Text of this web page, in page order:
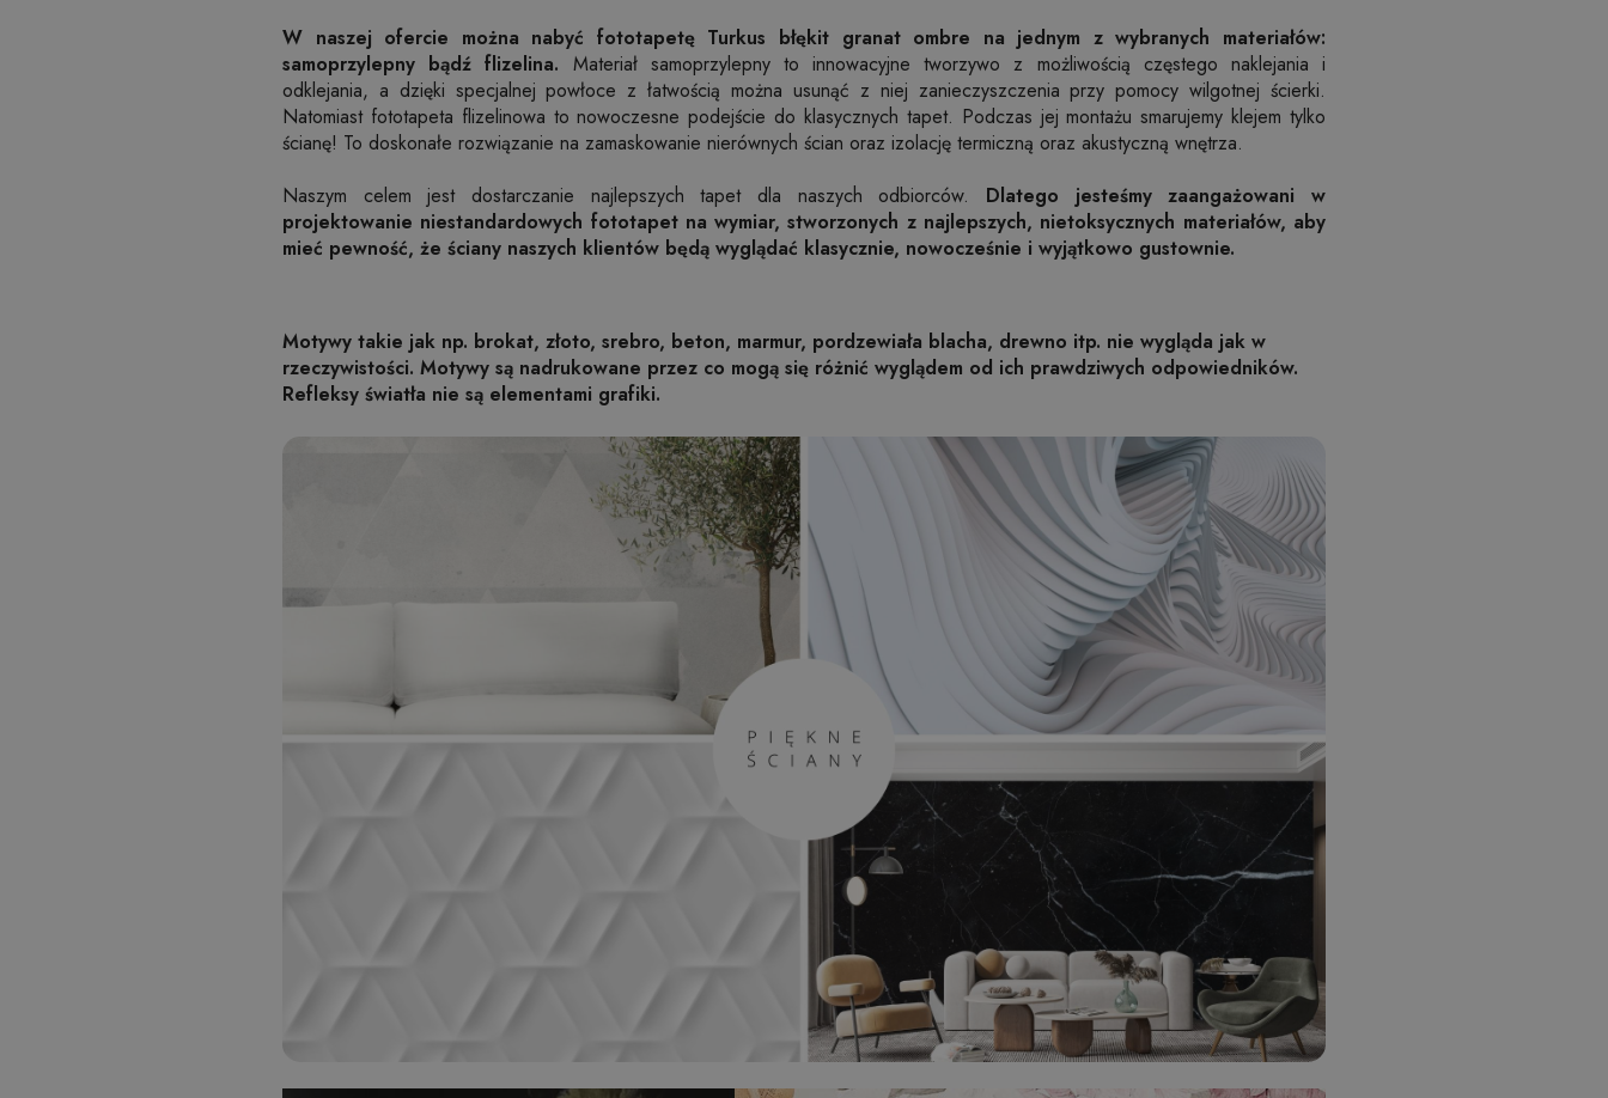
W naszej ofercie można nabyć fototapetę Turkus błękit granat ombre na jednym z wybranych materiałów:
samoprzylepny bądź flizelina. Materiał samoprzylepny to innowacyjne tworzywo z możliwością częstego naklejania i
odklejania, a dzięki specjalnej powłoce z łatwością można usunąć z niej zanieczyszczenia przy pomocy wilgotnej ścierki.
Natomiast fototapeta flizelinowa to nowoczesne podejście do klasycznych tapet. Podczas jej montażu smarujemy klejem tylko
ścianę! To doskonałe rozwiązanie na zamaskowanie nierównych ścian oraz izolację termiczną oraz akustyczną wnętrza.
Naszym celem jest dostarczanie najlepszych tapet dla naszych odbiorców. Dlatego jesteśmy zaangażowani w
projektowanie niestandardowych fototapet na wymiar, stworzonych z najlepszych, nietoksycznych materiałów, aby
mieć pewność, że ściany naszych klientów będą wyglądać klasycznie, nowocześnie i wyjątkowo gustownie.
Motywy takie jak np. brokat, złoto, srebro, beton, marmur, pordzewiała blacha, drewno itp. nie wygląda jak w
rzeczywistości. Motywy są nadrukowane przez co mogą się różnić wyglądem od ich prawdziwych odpowiedników.
Refleksy światła nie są elementami grafiki.